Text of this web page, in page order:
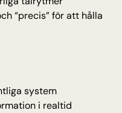
“precis” för att hålla
system
i realtid